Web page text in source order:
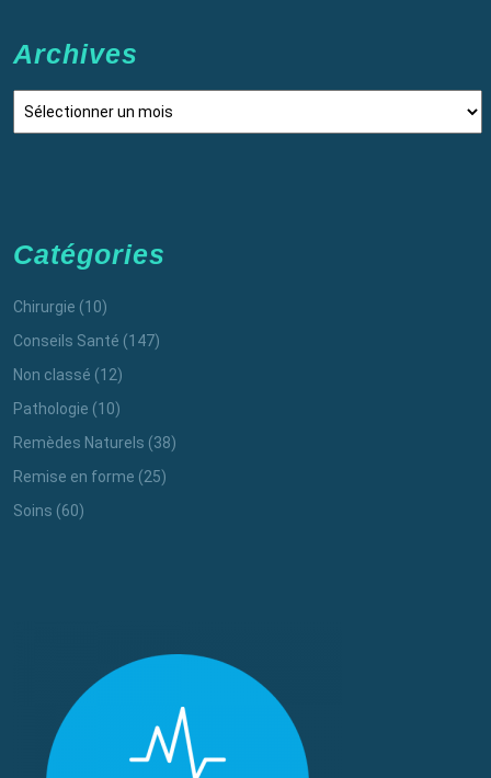
Archives
Catégories
Chirurgie (10)
Conseils Santé (147)
Non classé (12)
Pathologie (10)
Remèdes Naturels (38)
Remise en forme (25)
Soins (60)